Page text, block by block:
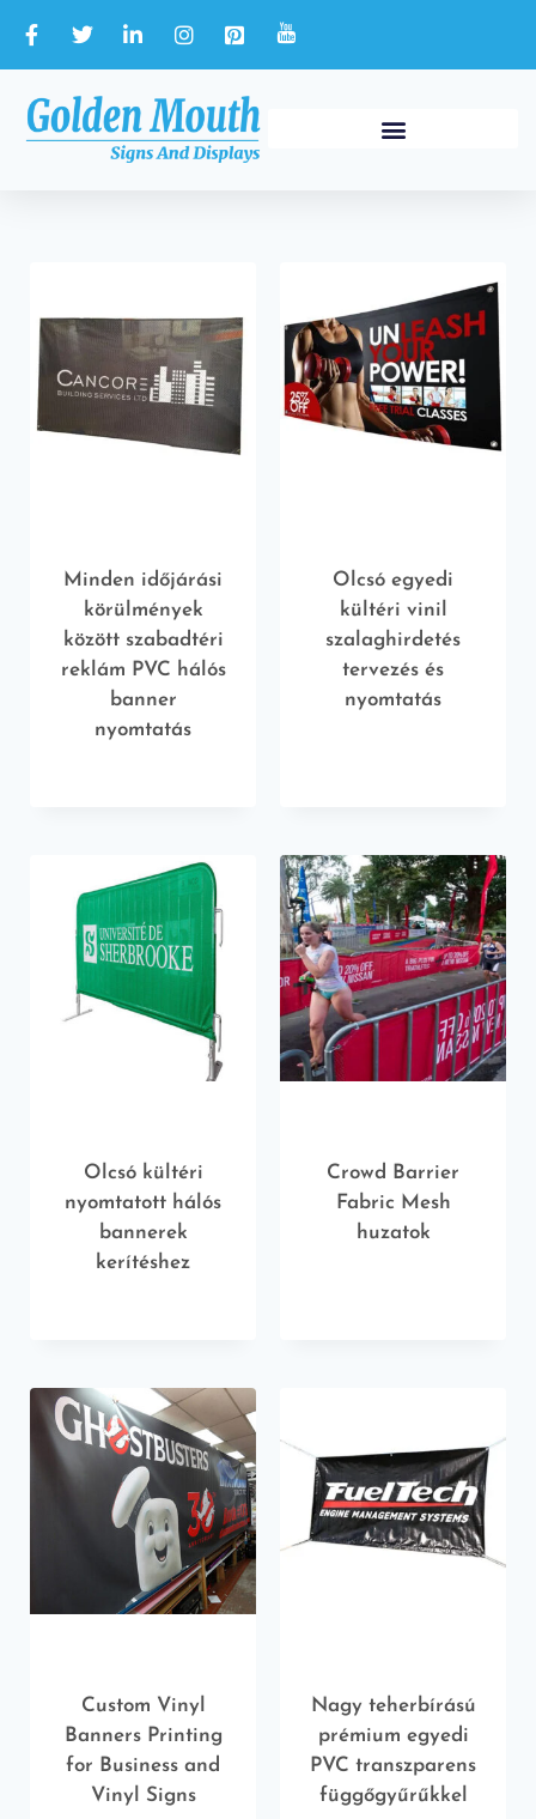
Minden időjárási
körülmények
között szabadtéri
reklám PVC hálós
banner
nyomtatás
Olcsó egyedi
kültéri vinil
szalaghirdetés
tervezés és
nyomtatás
Olcsó kültéri
nyomtatott hálós
bannerek
kerítéshez
Crowd Barrier
Fabric Mesh
huzatok
Custom Vinyl
Banners Printing
for Business and
Vinyl Signs
Nagy teherbírású
prémium egyedi
PVC transzparens
függőgyűrűkkel